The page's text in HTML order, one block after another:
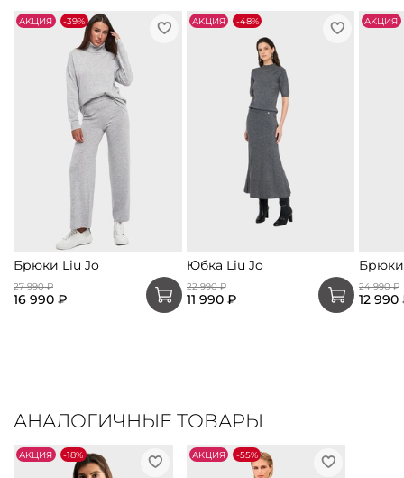
АKЦИЯ -39%
Брюки Liu Jo
27 990 ₽
16 990 ₽
АKЦИЯ -48%
Юбка Liu Jo
22 990 ₽
11 990 ₽
АKЦИЯ
24 990 ₽
12 990
АНАЛОГИЧНЫЕ ТОВАРЫ
АKЦИЯ -18% АKЦИЯ -55%